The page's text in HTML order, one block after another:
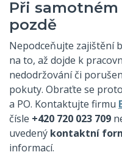
Při samotném
pozdě
Nepodceňujte zajištění
na to, až dojde k
nedodržování či
pokuty. Obraťte se
a PO. Kontaktujte firmu
čísle +420 720 023 709
uvedený kontaktní
informací.